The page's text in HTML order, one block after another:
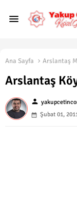
Ana Sayfa Arslantaş
Arslantaş
person
Şubat 01,